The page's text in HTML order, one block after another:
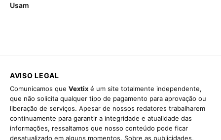
Usam
AVISO LEGAL
Comunicamos que Vextix é um site totalmente independente,
que não solicita qualquer tipo de pagamento para aprovação ou
liberação de serviços. Apesar de nossos redatores trabalharem
continuamente para garantir a integridade e atualidade das
informações, ressaltamos que nosso conteúdo pode ficar
desatualizado em alguns momentos. Sobre as publicidades,